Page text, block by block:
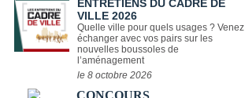
ENTRETIENS DU CADRE DE
VILLE 2026
Quelle ville pour quels usages ? Venez
échanger avec vos pairs sur les
nouvelles boussoles de
l’aménagement
le 8 octobre 2026